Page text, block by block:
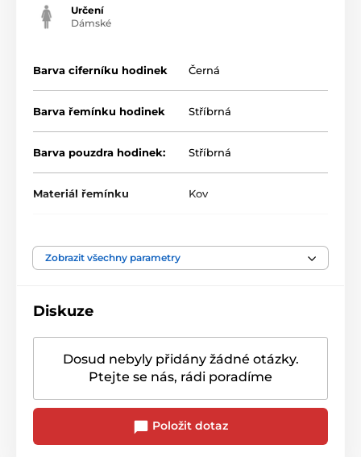
Určení
Dámské
Barva ciferníku hodinek Černá
Barva řemínku hodinek Stříbrná
Barva pouzdra hodinek: Stříbrná
Materiál řemínku Kov
Zobrazit všechny parametry
Diskuze
Dosud nebyly přidány žádné otázky.
Ptejte se nás, rádi poradíme
Položit dotaz